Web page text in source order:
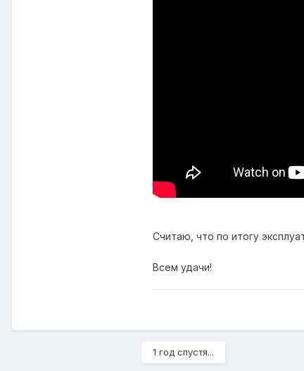
Считаю, что по итогу
Всем удачи!
1 год спустя...